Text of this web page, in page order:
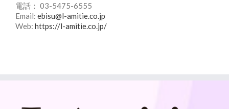
電話： 03-5475-6555
Email: ebisu@l-amitie.co.jp
Web: https://l-amitie.co.jp/